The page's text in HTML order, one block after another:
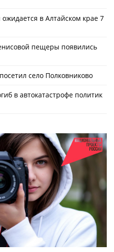
в Алтайском крае 7
пещеры появились
село Полковниково
в автокатастрофе политик